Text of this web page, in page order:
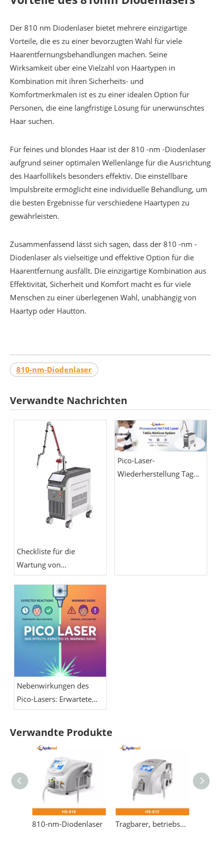
Der 810 nm Diodenlaser bietet mehrere einzigartige
Vorteile, die es zu einer bevorzugten Wahl für viele
Haarentfernungsbehandlungen machen. Seine
Wirksamkeit über eine Vielzahl von Haartypen in
Kombination mit ihren Sicherheits- und
Komfortmerkmalen ist es zu einer idealen Option für
Personen, die eine langfristige Lösung für unerwünschtes
Haar suchen.
Für feines und blondes Haar ist der 810 -nm -Diodenlaser
aufgrund seiner optimalen Wellenlänge für die Ausrichtung
des Haarfollikels besonders effektiv. Die einstellbare
Impulsbreite ermöglicht eine individuelle Behandlung, um
die besten Ergebnisse für verschiedene Haartypen zu
gewährleisten.
Zusammenfassend lässt sich sagen, dass der 810 -nm -
Diodenlaser als vielseitige und effektive Option für die
Haarentfernung ausfällt. Die einzigartige Kombination aus
Effektivität, Sicherheit und Komfort macht es für viele
Menschen zu einer überlegenen Wahl, unabhängig von
Haartyp oder Hautton.
810-nm-Diodenlaser
Verwandte Nachrichten
Checkliste für die
Wartung von
Pikosekundenlasern:
Energiekalibrierung,
Optik und
Handstückpflege
Pico-Laser-
Wiederherstellung Tag
Nebenwirkungen des
Pico-Lasers: Erwartete
Reaktionen vs.
Verwandte Produkte
810-nm-Diodenlaser Tragbarer, betriebsbereiter 810-nm-Diodenlaser zur dauerhaften Epilation